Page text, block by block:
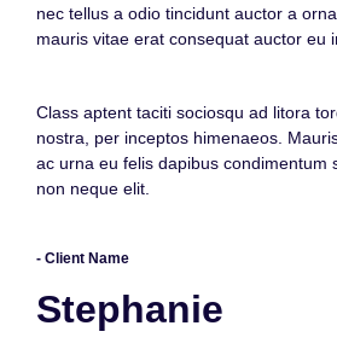
nec tellus a odio tincidunt auctor a
mauris vitae erat consequat auctor eu
Class aptent taciti sociosqu ad litora
nostra, per inceptos himenaeos.
ac urna eu felis dapibus condimentum
non neque elit.
- Client Name
Stephanie